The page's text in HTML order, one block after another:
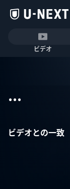
ビデオ
...
ビデオとの一致